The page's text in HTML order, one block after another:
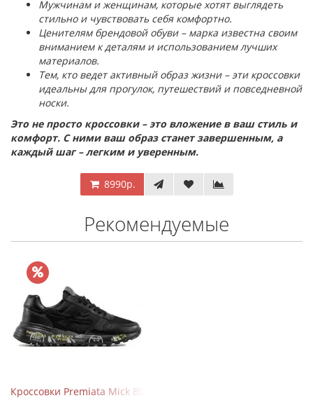
Мужчинам и женщинам, которые хотят выглядеть
стильно и чувствовать себя комфортно.
Ценителям брендовой обуви – марка известна своим
вниманием к деталям и использованием лучших
материалов.
Тем, кто ведет активный образ жизни – эти кроссовки
идеальны для прогулок, путешествий и повседневной
носки.
Это не просто кроссовки – это вложение в ваш стиль и
комфорт. С ними ваш образ станет завершенным, а
каждый шаг – легким и уверенным.
8990р.
Рекомендуемые
Кроссовки Premiata Mick Black